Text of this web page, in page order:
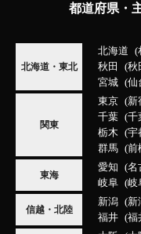
都道府県・
北海道・東北
北海道
秋田
秋
宮城
仙
関東
東京 新
千葉
千
栃木
宇
群馬
前
東海
愛知 名
岐阜
岐
信越・北陸
新潟 新
福井
福